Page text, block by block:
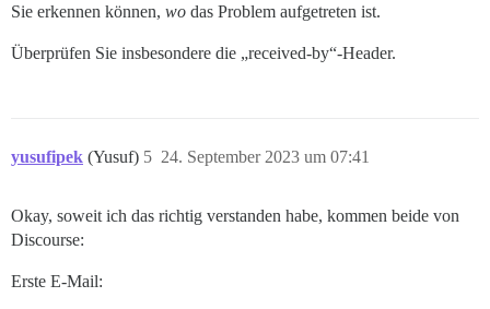
Sie erkennen können, wo das Problem aufgetreten ist.
Überprüfen Sie insbesondere die „received-by“-Header.
yusufipek (Yusuf) 24. September 2023 um 07:41
5
Okay, soweit ich das richtig verstanden habe, kommen beide von
Discourse:
Erste E-Mail: